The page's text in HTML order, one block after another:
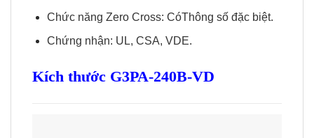
Chức năng Zero Cross: CóThông số đặc biệt.
Chứng nhận: UL, CSA, VDE.
Kích thước G3PA-240B-VD